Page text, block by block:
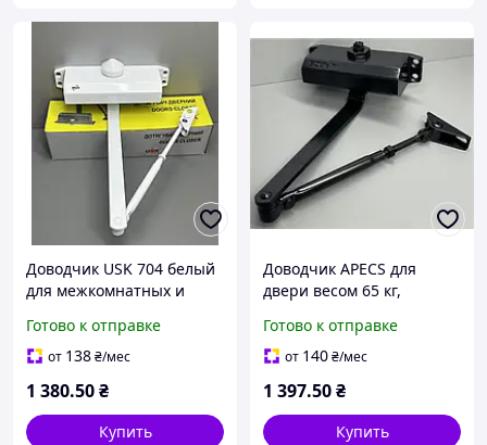
Доводчик USK 704 белый
для межкомнатных и
плавное тихое
закрывание регулировка
Готово к отправке
от 138₴/мес
1 380.50₴
Купить
Доводчик APECS для
двери весом 65 кг,
двери офиса, магазина,
Дотяжка на дверь
Готово к отправке
от 140₴/мес
1 397.50₴
Купить